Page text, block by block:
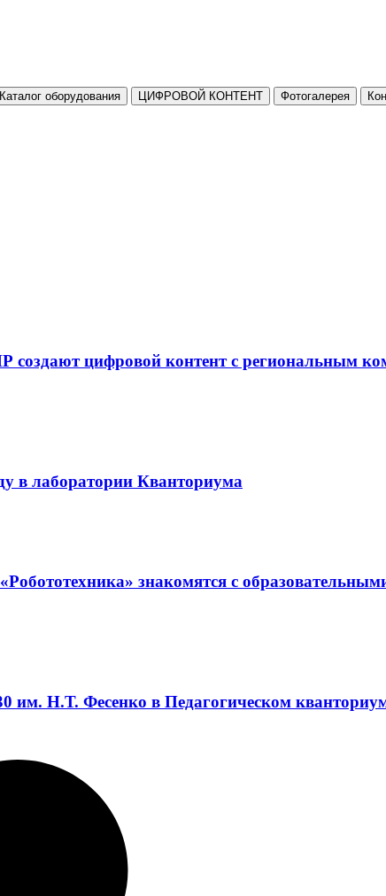
Каталог оборудования ЦИФРОВОЙ КОНТЕНТ Фотогалерея
цифровой контент с региональным
в лаборатории Кванториума
знакомятся с
им. Н.Т. Фесенко в Педагогическом